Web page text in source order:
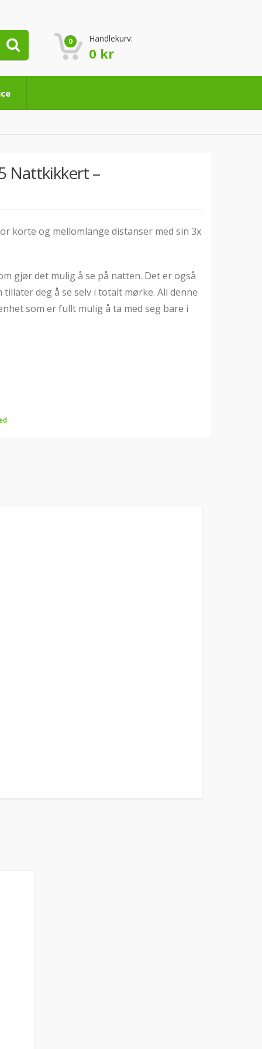
0 Handlekurv:
0 kr
Nattkikkert –
korte og mellomlange distanser med sin 3x
gjør det mulig å se på natten. Det er også
deg å se selv i totalt mørke. All denne
som er fullt mulig å ta med seg bare i